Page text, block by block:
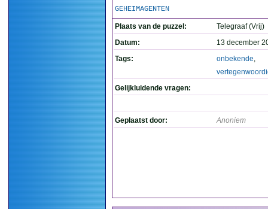
GEHEIMAGENTEN
Plaats van de puzzel:
Telegraaf (Vrij)
Datum:
13 december
Tags:
onbekende,
Gelijkluidende vragen:
Geplaatst door: Anoniem